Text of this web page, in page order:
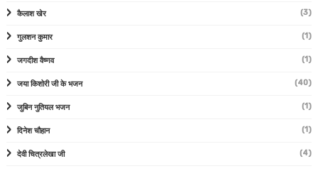
कैलाश खेर (3)
गुलशन कुमार (1)
जगदीश वैष्णव (1)
जया किशोरी जी के भजन (40)
जुबिन नुतियल भजन (1)
दिनेश चौहान (1)
देवी चित्रलेखा जी (4)